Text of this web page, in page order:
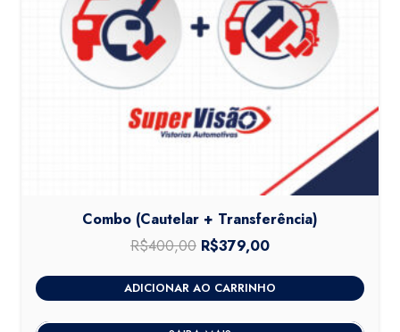
Combo (Cautelar + Transferência)
R$400,00 O
preço
original
era:
R$379,00
preço
atual
é:
ADICIONAR AO CARRINHO